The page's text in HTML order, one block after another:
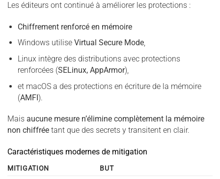
Les éditeurs ont continué à améliorer les protections :
Chiffrement renforcé en mémoire
Windows utilise Virtual Secure Mode,
Linux intègre des distributions avec protections
renforcées (SELinux, AppArmor),
et macOS a des protections en écriture de la mémoire
(AMFI).
Mais aucune mesure n’élimine complètement la mémoire
non chiffrée tant que des secrets y transitent en clair.
Caractéristiques modernes de mitigation
MITIGATION
BUT